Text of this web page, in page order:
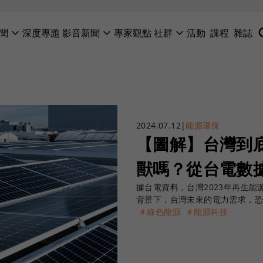
深度專題 影音新聞 專家觀點社群 活動 課程 雜誌
2024.07.12|能源環保
【圖解】台灣
獸嗎？從台電數
據台電資料，台灣2023年再生能
背景下，台灣未來的電力需求，
＃綠色能源 ＃能源科技